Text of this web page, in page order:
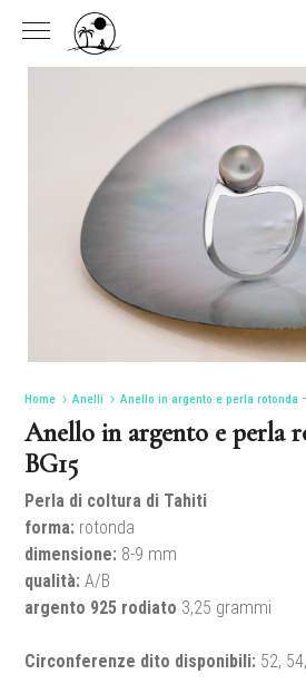
Home Anelli Anello in argento e perla rotonda
Anello in argento e perla
BG15
Perla di coltura di Tahiti
forma: rotonda
dimensione: 8-9 mm
qualità: A/B
argento 925 rodiato 3,25 grammi
Circonferenze dito disponibili: 52,